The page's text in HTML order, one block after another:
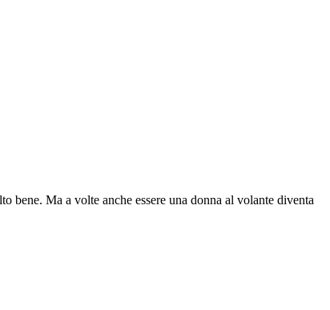
bene. Ma a volte anche essere una donna al volante diventa